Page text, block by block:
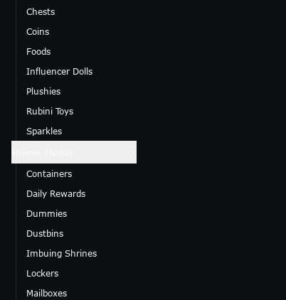
Chests
Coins
Foods
Influencer Dolls
Plushies
Rubini Toys
Sparkles
Containers
Daily Rewards
Dummies
Dustbins
Imbuing Shrines
Lockers
Mailboxes